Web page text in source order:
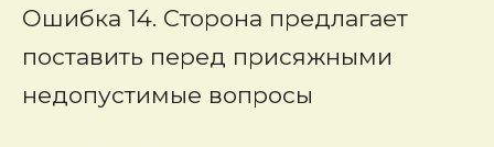
Ошибка 14. Сторона предлагает
поставить перед присяжными
недопустимые вопросы